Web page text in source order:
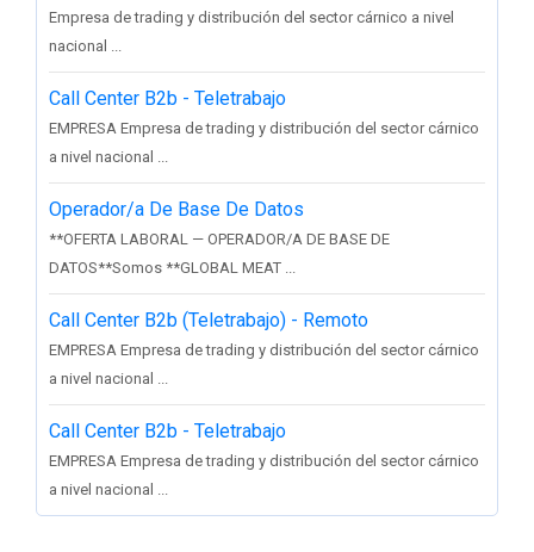
Empresa de trading y distribución del sector cárnico a nivel
nacional ...
Call Center B2b - Teletrabajo
EMPRESA Empresa de trading y distribución del sector cárnico
a nivel nacional ...
Operador/a De Base De Datos
**OFERTA LABORAL — OPERADOR/A DE BASE DE
DATOS**Somos **GLOBAL MEAT ...
Call Center B2b (Teletrabajo) - Remoto
EMPRESA Empresa de trading y distribución del sector cárnico
a nivel nacional ...
Call Center B2b - Teletrabajo
EMPRESA Empresa de trading y distribución del sector cárnico
a nivel nacional ...